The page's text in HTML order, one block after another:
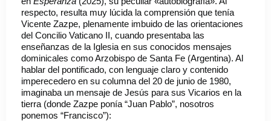
respecto, resulta muy lúcida la comprensión que tenía
Vicente Zazpe, plenamente imbuido de las orientaciones
del Concilio Vaticano II, cuando presentaba las
enseñanzas de la Iglesia en sus conocidos mensajes
dominicales como Arzobispo de Santa Fe (Argentina). Al
hablar del pontificado, con lenguaje claro y contenido
imperecedero en su columna del 20 de junio de 1980,
imaginaba un mensaje de Jesús para sus Vicarios en la
tierra (donde Zazpe ponía “Juan Pablo”, nosotros
ponemos “Francisco”):